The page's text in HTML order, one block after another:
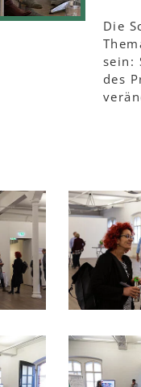
Die
sein:
des